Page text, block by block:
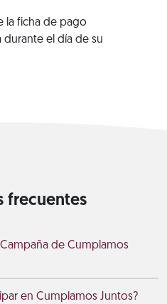
la ficha de pago
el día de su
frecuentes
de Cumplamos
en Cumplamos Juntos?